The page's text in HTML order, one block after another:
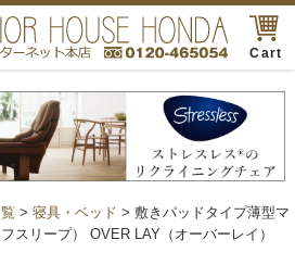
Cart
> 寝具・ベッド > 敷きパッドタイプ薄型マ
スリープ） OVER LAY（オーバーレイ）